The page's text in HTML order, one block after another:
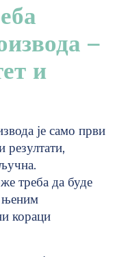
–
и
је само први
резултати,
треба да буде
њеним
кораци